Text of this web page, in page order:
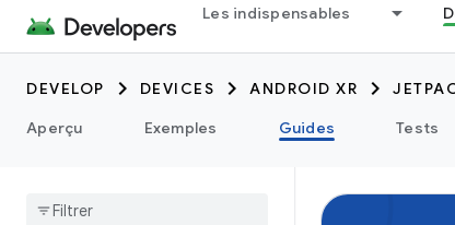
Les indispensables
DEVELOP DEVICES ANDROID XR
Aperçu
Exemples Guides Tests